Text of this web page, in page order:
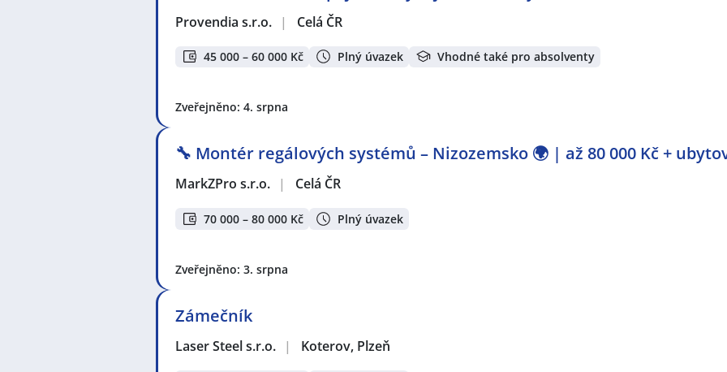
Provendia s.r.o. | Celá ČR
45 000 – 60 000 Kč Plný úvazek Vhodné také pro absolventy
Zveřejněno: 4. srpna
🔧 Montér regálových systémů – Nizozemsko 🌍 | až 80 000 Kč +
MarkZPro s.r.o. | Celá ČR
70 000 – 80 000 Kč Plný úvazek
Zveřejněno: 3. srpna
Zámečník
Laser Steel s.r.o. | Koterov, Plzeň